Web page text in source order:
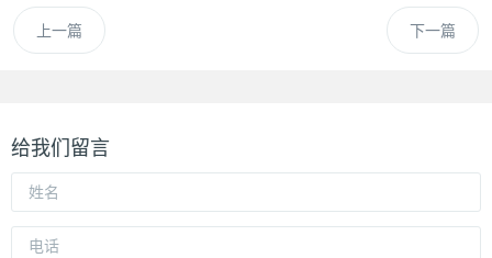
上一篇 下一篇
给我们留言